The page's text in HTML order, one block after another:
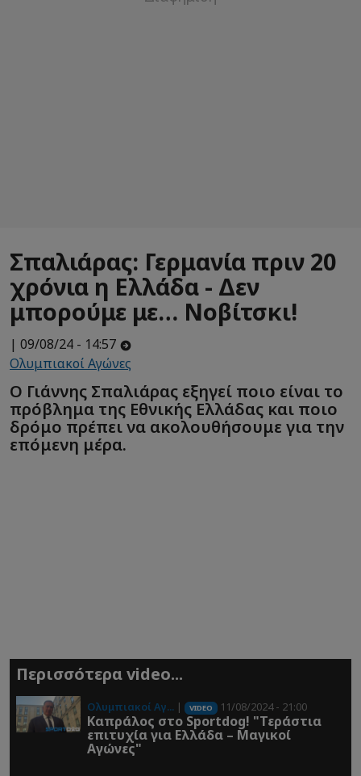
Σπαλιάρας: Γερμανία πριν 20
χρόνια η Ελλάδα - Δεν
μπορούμε με… Νοβίτσκι!
| 09/08/24 - 14:57
Ολυμπιακοί Αγώνες
Ο Γιάννης Σπαλιάρας εξηγεί ποιο είναι το
πρόβλημα της Εθνικής Ελλάδας και ποιο
δρόμο πρέπει να ακολουθήσουμε για την
επόμενη μέρα.
Περισσότερα video...
Ολυμπιακοί Αγ... | VIDEO 11/08/2024 - 21:00
Καπράλος στο Sportdog! "Τεράστια
επιτυχία για Ελλάδα – Μαγικοί
Αγώνες"